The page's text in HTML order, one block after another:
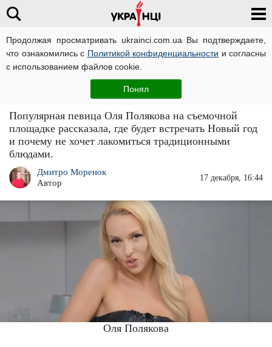
Продолжая просматривать ukrainci.com.ua Вы подтверждаете,
что ознакомились с Политикой конфиденциальности и согласны
с использованием файлов cookie.
Понял
Оля Полякова рассказала, что у нее будет на
новогоднем столе
Популярная певица Оля Полякова на съемочной
площадке рассказала, где будет встречать Новый год
и почему не хочет лакомиться традиционными
блюдами.
Дмитро Моренок
Автор
17 декабря, 16:44
Оля Полякова